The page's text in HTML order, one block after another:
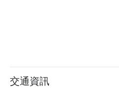
交通資訊